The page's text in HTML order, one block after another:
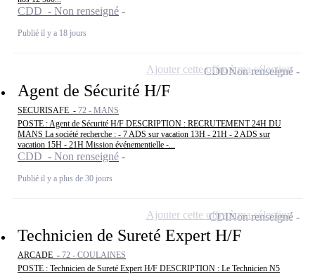
CDD - Non renseigné
Publié il y a 18 jours
Agent de Sécurité H/F
SECURISAFE - 72 - MANS
POSTE : Agent de Sécurité H/F DESCRIPTION : RECRUTEMENT 24H DU
MANS La société recherche : - 7 ADS sur vacation 13H - 21H - 2 ADS sur
vacation 15H - 21H Mission événementielle -...
CDD - Non renseigné
Publié il y a plus de 30 jours
CDDNon renseigné
Ajouter cette offre à ma sélection
Technicien de Sureté Expert H/F
ARCADE - 72 - COULAINES
POSTE : Technicien de Sureté Expert H/F DESCRIPTION : Le Technicien N5
CDINon renseigné
Ajouter cette offre à ma sélection